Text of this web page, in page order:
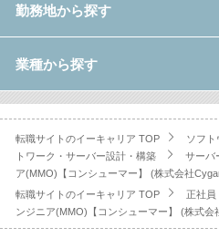
勤務地から探す
業種から探す
転職サイトのイーキャリア TOP ソフト
トワーク・サーバー設計・構築
サーバ
ア(MMO)【コンシューマー】 (株式会社
転職サイトのイーキャリア TOP
正社員
ンジニア(MMO)【コンシューマー】 (株式